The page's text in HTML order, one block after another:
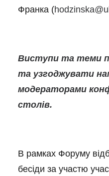
Франка (
Виступи та теми
та узгоджувати
модераторами
столів.
В рамках Форуму
бесіди за участю